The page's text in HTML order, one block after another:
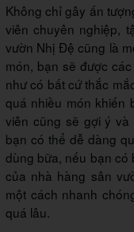
Không chỉ gây ấn
viên chuyên nghiệp,
vườn Nhị Đệ cũng là
món, bạn sẽ được
như có bất cứ thắc
quá nhiều món khiến
viên cũng sẽ gợi ý
bạn có thể dễ dàng
dùng bữa, nếu bạn có
của nhà hàng sân
một cách nhanh
quá lâu.